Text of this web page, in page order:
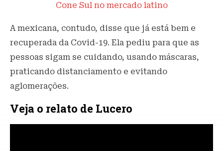
Cone Sul no mercado latino
A mexicana, contudo, disse que já está bem e
recuperada da Covid-19. Ela pediu para que as
pessoas sigam se cuidando, usando máscaras,
praticando distanciamento e evitando
aglomerações.
Veja o relato de Lucero